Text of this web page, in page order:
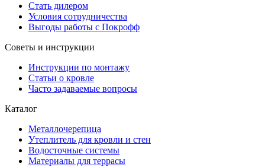
Стать дилером
Условия сотрудничества
Выгоды работы с Покрофф
Советы и инструкции
Инструкции по монтажу
Статьи о кровле
Часто задаваемые вопросы
Каталог
Металлочерепица
Утеплитель для кровли и стен
Водосточные системы
Материалы для террасы